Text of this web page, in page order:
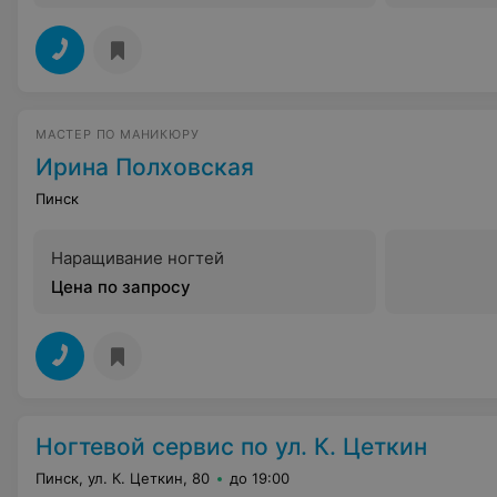
МАСТЕР ПО МАНИКЮРУ
Ирина Полховская
Пинск
Наращивание ногтей
Цена по запросу
Ногтевой сервис по ул. К. Цеткин
Пинск, ул. К. Цеткин, 80 до 19:00